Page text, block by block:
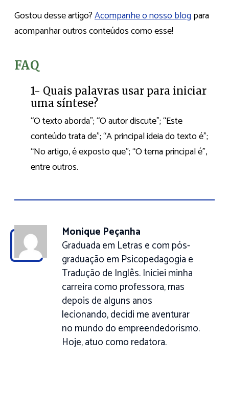
Gostou desse artigo?Acompanhe o nosso blogpara
acompanhar outros conteúdos como esse!
FAQ
1- Quais palavras usar para iniciar
uma síntese?
“O texto aborda”; “O autor discute”; “Este
conteúdo trata de”; “A principal ideia do texto é”;
“No artigo, é exposto que”; “O tema principal é”,
entre outros.
Monique Peçanha
Graduada em Letras e com pós-
graduação em Psicopedagogia e
Tradução de Inglês. Iniciei minha
carreira como professora, mas
depois de alguns anos
lecionando, decidi me aventurar
no mundo do empreendedorismo.
Hoje, atuo como redatora.